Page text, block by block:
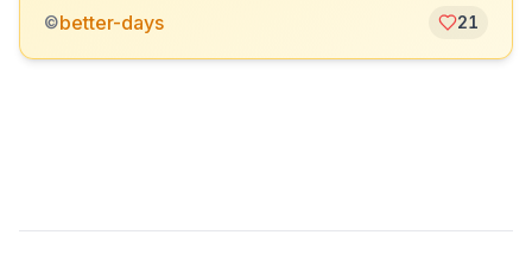
©better-days 21